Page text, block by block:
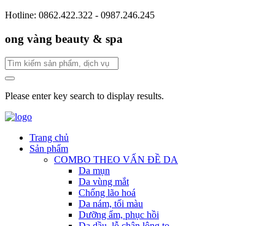
Hotline: 0862.422.322 - 0987.246.245
ong vàng beauty & spa
Please enter key search to display results.
Trang chủ
Sản phẩm
COMBO THEO VẤN ĐỀ DA
Da mụn
Da vùng mắt
Chống lão hoá
Da nám, tối màu
Dưỡng ẩm, phục hồi